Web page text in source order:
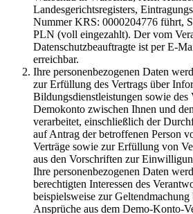
Landesgerichtsregisters,
Nummer KRS: 0000204776 führt,
PLN (voll eingezahlt). Der vom
Datenschutzbeauftragte ist per E-
erreichbar.
Ihre personenbezogenen Daten
zur Erfüllung des Vertrags über
Bildungsdienstleistungen sowie des
Demokonto zwischen Ihnen und
verarbeitet, einschließlich der
auf Antrag der betroffenen Person
Verträge sowie zur Erfüllung von
aus den Vorschriften zur
Ihre personenbezogenen Daten
berechtigten Interessen des
beispielsweise zur
Ansprüche aus dem Demo-Konto-